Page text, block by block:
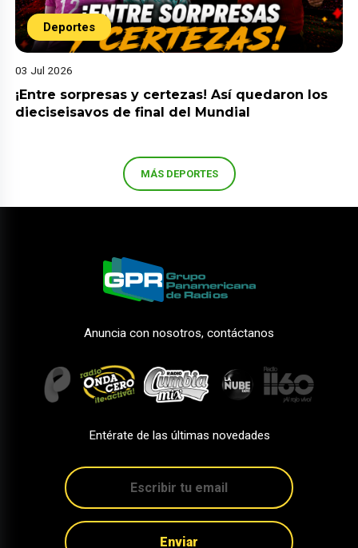
Deportes
03 Jul 2026
¡Entre sorpresas y certezas! Así quedaron los
dieciseisavos de final del Mundial
MÁS DEPORTES
Anuncia con nosotros, contáctanos
Entérate de las últimas novedades
Enviar